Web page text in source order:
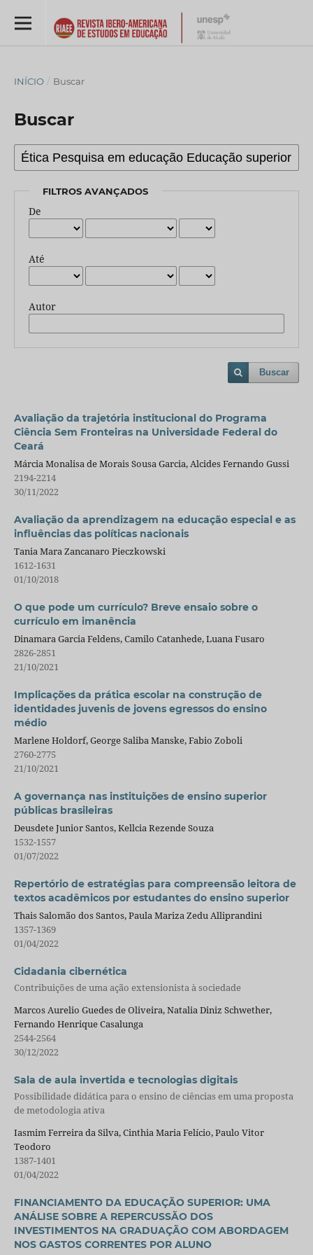
INÍCIO / Buscar
Buscar
FILTROS AVANÇADOS
De
Até
Autor
Buscar
Avaliação da trajetória institucional do Programa
Ciência Sem Fronteiras na Universidade Federal do
Ceará
Márcia Monalisa de Morais Sousa Garcia, Alcides Fernando Gussi
2194-2214
30/11/2022
Avaliação da aprendizagem na educação especial e as
influências das políticas nacionais
Tania Mara Zancanaro Pieczkowski
1612-1631
01/10/2018
O que pode um currículo? Breve ensaio sobre o
currículo em imanência
Dinamara Garcia Feldens, Camilo Catanhede, Luana Fusaro
2826-2851
21/10/2021
Implicações da prática escolar na construção de
identidades juvenis de jovens egressos do ensino
médio
Marlene Holdorf, George Saliba Manske, Fabio Zoboli
2760-2775
21/10/2021
A governança nas instituições de ensino superior
públicas brasileiras
Deusdete Junior Santos, Kellcia Rezende Souza
1532-1557
01/07/2022
Repertório de estratégias para compreensão leitora de
textos acadêmicos por estudantes do ensino superior
Thais Salomão dos Santos, Paula Mariza Zedu Alliprandini
1357-1369
01/04/2022
Cidadania cibernética
Contribuições de uma ação extensionista à sociedade
Marcos Aurelio Guedes de Oliveira, Natalia Diniz Schwether,
Fernando Henrique Casalunga
2544-2564
30/12/2022
Sala de aula invertida e tecnologias digitais
Possibilidade didática para o ensino de ciências em uma proposta
de metodologia ativa
Iasmim Ferreira da Silva, Cinthia Maria Felício, Paulo Vitor
Teodoro
1387-1401
01/04/2022
FINANCIAMENTO DA EDUCAÇÃO SUPERIOR: UMA
ANÁLISE SOBRE A REPERCUSSÃO DOS
INVESTIMENTOS NA GRADUAÇÃO COM ABORDAGEM
NOS GASTOS CORRENTES POR ALUNO